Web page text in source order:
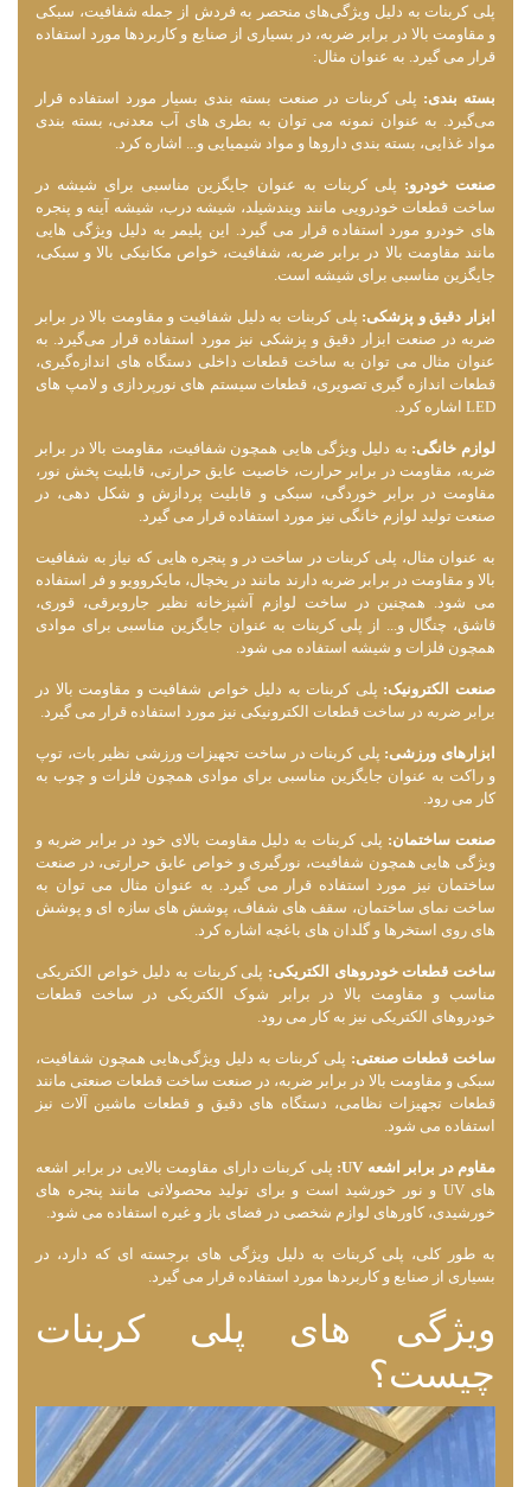
پلی کربنات به دلیل ویژگی‌های منحصر به فردش از جمله شفافیت، سبکی
و مقاومت بالا در برابر ضربه، در بسیاری از صنایع و کاربردها مورد استفاده
قرار می ‌گیرد. به عنوان مثال:
بسته ‌بندی: پلی کربنات در صنعت بسته ‌بندی بسیار مورد استفاده قرار
می‌گیرد. به عنوان نمونه می‌ توان به بطری ‌های آب معدنی، بسته‌ بندی
مواد غذایی، بسته ‌بندی داروها و مواد شیمیایی و... اشاره کرد.
صنعت خودرو: پلی کربنات به عنوان جایگزین مناسبی برای شیشه در
ساخت قطعات خودرویی مانند ویندشیلد، شیشه درب، شیشه آینه و پنجره‌
های خودرو مورد استفاده قرار می‌ گیرد. این پلیمر به دلیل ویژگی ‌هایی
مانند مقاومت بالا در برابر ضربه، شفافیت، خواص مکانیکی بالا و سبکی،
جایگزین مناسبی برای شیشه است.
ابزار دقیق و پزشکی: پلی کربنات به دلیل شفافیت و مقاومت بالا در برابر
ضربه در صنعت ابزار دقیق و پزشکی نیز مورد استفاده قرار می‌گیرد. به
عنوان مثال می ‌توان به ساخت قطعات داخلی دستگاه ‌های اندازه‌گیری،
قطعات اندازه‌ گیری تصویری، قطعات سیستم ‌های نورپردازی و لامپ‌ های
LED اشاره کرد.
لوازم خانگی: به دلیل ویژگی ‌هایی همچون شفافیت، مقاومت بالا در برابر
ضربه، مقاومت در برابر حرارت، خاصیت عایق حرارتی، قابلیت پخش نور،
مقاومت در برابر خوردگی، سبکی و قابلیت پردازش و شکل‌ دهی، در
صنعت تولید لوازم خانگی نیز مورد استفاده قرار می ‌گیرد.
به عنوان مثال، پلی کربنات در ساخت در و پنجره‌ هایی که نیاز به شفافیت
بالا و مقاومت در برابر ضربه دارند مانند در یخچال، مایکروویو و فر استفاده
می ‌شود. همچنین در ساخت لوازم آشپزخانه نظیر جاروبرقی، قوری،
قاشق، چنگال و... از پلی کربنات به عنوان جایگزین مناسبی برای موادی
همچون فلزات و شیشه استفاده می ‌شود.
صنعت الکترونیک: پلی کربنات به دلیل خواص شفافیت و مقاومت بالا در
برابر ضربه در ساخت قطعات الکترونیکی نیز مورد استفاده قرار می ‌گیرد.
ابزارهای ورزشی: پلی کربنات در ساخت تجهیزات ورزشی نظیر بات، توپ
و راکت به عنوان جایگزین مناسبی برای موادی همچون فلزات و چوب به
کار می ‌رود.
صنعت ساختمان: پلی کربنات به دلیل مقاومت بالای خود در برابر ضربه و
ویژگی‌ هایی همچون شفافیت، نورگیری و خواص عایق حرارتی، در صنعت
ساختمان نیز مورد استفاده قرار می‌ گیرد. به عنوان مثال می ‌توان به
ساخت نمای ساختمان، سقف‌ های شفاف، پوشش ‌های سازه‌ ای و پوشش‌
های روی استخرها و گلدان ‌های باغچه اشاره کرد.
ساخت قطعات خودروهای الکتریکی: پلی کربنات به دلیل خواص الکتریکی
مناسب و مقاومت بالا در برابر شوک الکتریکی در ساخت قطعات
خودروهای الکتریکی نیز به کار می ‌رود.
ساخت قطعات صنعتی: پلی کربنات به دلیل ویژگی‌هایی همچون شفافیت،
سبکی و مقاومت بالا در برابر ضربه، در صنعت ساخت قطعات صنعتی مانند
قطعات تجهیزات نظامی، دستگاه‌ های دقیق و قطعات ماشین آلات نیز
استفاده می ‌شود.
مقاوم در برابر اشعه UV:
پلی کربنات دارای مقاومت بالایی در برابر اشعه
‌های UV و نور خورشید است و برای تولید محصولاتی مانند پنجره‌ های
خورشیدی، کاورهای لوازم شخصی در فضای باز و غیره استفاده می ‌شود.
به طور کلی، پلی کربنات به دلیل ویژگی ‌های برجسته‌ ای که دارد، در
بسیاری از صنایع و کاربردها مورد استفاده قرار می گیرد.
ویژگی های پلی کربنات
چیست؟